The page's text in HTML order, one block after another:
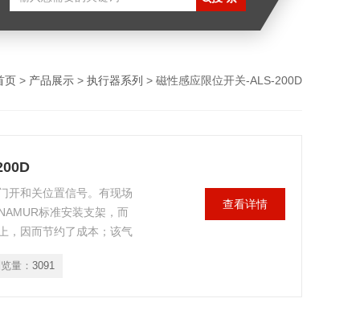
页 > 产品展示 > 执行器系列 > 磁性感应限位开关-ALS-200D
开和关位置信号。有现场
标准安装支架，而
，因而节约了成本；该气
量： 3091
查看详情